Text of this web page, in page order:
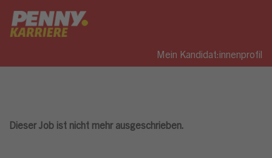
Mein Kandidat:innenprofil
Dieser Job ist nicht mehr ausgeschrieben.